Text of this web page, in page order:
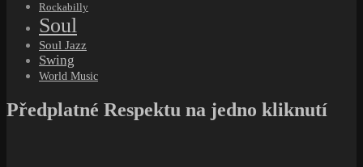
Rockabilly
Soul
Soul Jazz
Swing
World Music
Předplatné Respektu na jedno kliknutí